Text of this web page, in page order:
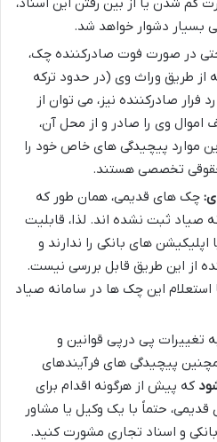
بسیار دشوار خواهد شد.
در صورت فوت صادرکننده چک،
از طریق وراث وی (در حدود ترکه
فرار صادرکننده نیز، می توان از
اموال وی را صادر و از محل آن،
موارد پیچیدگی های خاص خود را
حقوقی تخصصی هستند.
چک های قدیمی، همان طور که
صیاد ثبت نشده اند. لذا، قابلیت
های بانکی را ندارند و
از این طریق قابل بررسی نیست.
استعلام این چک ها در سامانه صیاد
تغییرات پی درپی قوانین و
پیچیدگی های فرآیندهای
که پیش از هرگونه اقدام برای
حتماً با یک وکیل یا مشاور
و اسناد تجاری مشورت کنید.